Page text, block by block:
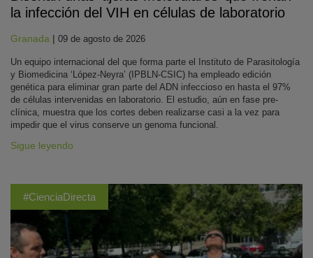
la infección del VIH en células de laboratorio
Granada | 09 de agosto de 2026
Un equipo internacional del que forma parte el Instituto de Parasitología
y Biomedicina ‘López-Neyra’ (IPBLN-CSIC) ha empleado edición
genética para eliminar gran parte del ADN infeccioso en hasta el 97%
de células intervenidas en laboratorio. El estudio, aún en fase pre-
clínica, muestra que los cortes deben realizarse casi a la vez para
impedir que el virus conserve un genoma funcional.
Sigue leyendo
#CienciaDirecta